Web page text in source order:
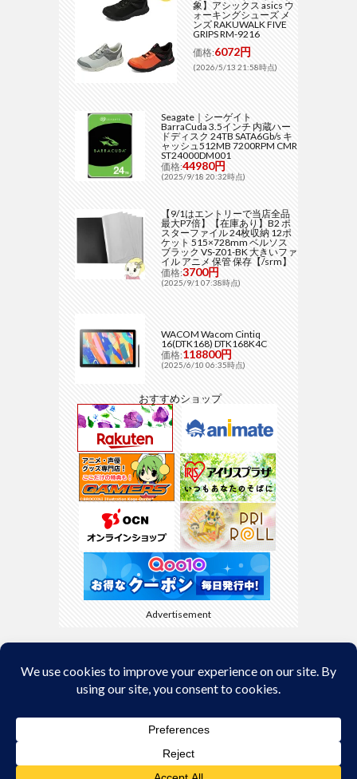
象】アシックス asics ウ
ォーキングシューズ メ
ンズ RAKUWALK FIVE
GRIPS RM-9216
価格:6072円
(2026/5/13 21:58時点)
Seagate｜シーゲイト
BarraCuda 3.5インチ 内蔵ハー
ドディスク 24TB SATA6Gb/s キ
ャッシュ512MB 7200RPM CMR
ST24000DM001
価格:44980円
(2025/9/18 20:32時点)
【9/1はエントリーで当店全品
最大P7倍】【在庫あり】B2 ポ
スターファイル 24枚収納 12ポ
ケット 515×728mm ベルソス
ブラック VS-Z01-BK 大きいファ
イル アニメ 保管 保存【/srm】
価格:3700円
(2025/9/1 07:38時点)
WACOM Wacom Cintiq
16(DTK168) DTK168K4C
価格:118800円
(2025/6/10 06:35時点)
おすすめショップ
Advertisement
Back to Top